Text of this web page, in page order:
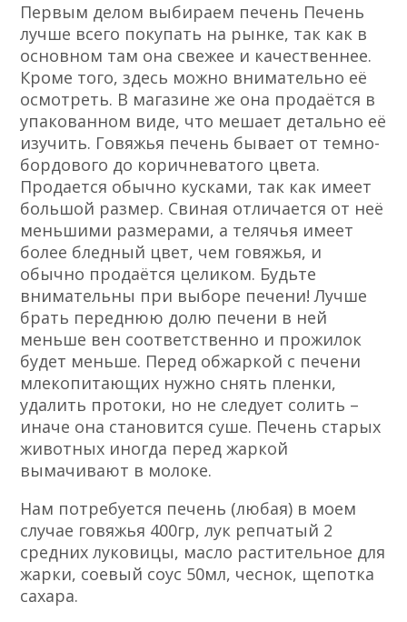
Первым делом выбираем печень Печень
лучше всего покупать на рынке, так как в
основном там она свежее и качественнее.
Кроме того, здесь можно внимательно её
осмотреть. В магазине же она продаётся в
упакованном виде, что мешает детально её
изучить. Говяжья печень бывает от темно-
бордового до коричневатого цвета.
Продается обычно кусками, так как имеет
большой размер. Свиная отличается от неё
меньшими размерами, а телячья имеет
более бледный цвет, чем говяжья, и
обычно продаётся целиком. Будьте
внимательны при выборе печени! Лучше
брать переднюю долю печени в ней
меньше вен соответственно и прожилок
будет меньше. Перед обжаркой с печени
млекопитающих нужно снять пленки,
удалить протоки, но не следует солить –
иначе она становится суше. Печень старых
животных иногда перед жаркой
вымачивают в молоке.
Нам потребуется печень (любая) в моем
случае говяжья 400гр, лук репчатый 2
средних луковицы, масло растительное для
жарки, соевый соус 50мл, чеснок, щепотка
сахара.